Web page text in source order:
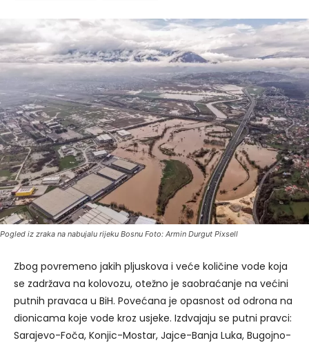
Pogled iz zraka na nabujalu rijeku Bosnu Foto: Armin Durgut Pixsell
Zbog povremeno jakih pljuskova i veće količine vode koja
se zadržava na kolovozu, otežno je saobraćanje na većini
putnih pravaca u BiH. Povećana je opasnost od odrona na
dionicama koje vode kroz usjeke. Izdvajaju se putni pravci:
Sarajevo-Foča, Konjic-Mostar, Jajce-Banja Luka, Bugojno-